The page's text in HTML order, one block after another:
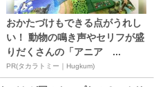
おかたづけもできる点がうれし
い！ 動物の鳴き声やセリフが盛
りだくさんの「アニア ...
PR(タカラトミー｜Hugkum)